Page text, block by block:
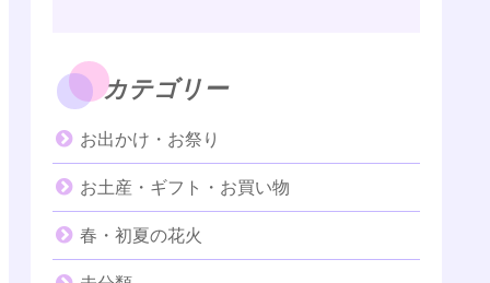
カテゴリー
お出かけ・お祭り
お土産・ギフト・お買い物
春・初夏の花火